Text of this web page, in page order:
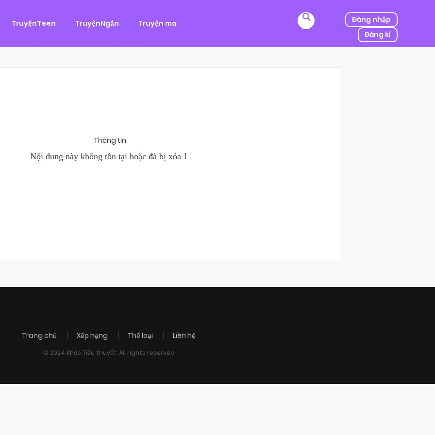
TruyệnTeen TruyệnNgắn Truyện ma
Đăng nhập
Đăng kí
Tình Cảm
Hùng, một tên cướp biển chân chính. Cho đến một ngày, cô bị kẻ thù của ba mình bắt cóc, người được mệnh danh
Chánh Uy săn lùng ba của Nhã Thụy và...
Thông tin
Nội dung này không tồn tại hoặc đã bị xóa！
Trang chủ Xếp hạng Thể loại Liên hệ
© 2024 Khóc Tiểu thuyết. All rights reserved